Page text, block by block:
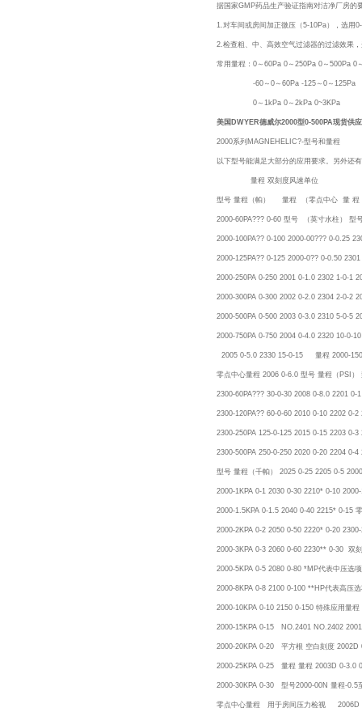
据国家GMP药品生产验证指南对洁净厂房的
1.对车间或房间加正微压（5-10Pa），选用
2.检查粗、中、高效空气过滤器的过滤效果
常用量程：0～60Pa 0～250Pa 0～500Pa 0
-60～0～60Pa -125～0～
0～1kPa 0～2kPa 0~3KPa
美国DWYER德威尔2000型0-500PA现货供应
2000系列MAGNEHELIC?-型号和量程
以下型号能满足大部分的应用要求。另外还
量程 双刻度风速单位
型号 量程（帕） 量程 （零点中心 量
2000-60PA??? 0-60 型号 （英寸水柱）
2000-100PA?? 0-100 2000-00??? 0-0.25
2000-125PA?? 0-125 2000-0?? 0-0.50
2000-250PA 0-250 2001 0-1.0 2302 1-0-1
2000-300PA 0-300 2002 0-2.0 2304 2-0-2
2000-500PA 0-500 2003 0-3.0 2310 5-0-5
2000-750PA 0-750 2004 0-4.0 2320 10-0-
2005 0-5.0 2330 15-0-15 量程 2000-
零点中心量程 2006 0-6.0 型号 量程（PSI
2300-60PA??? 30-0-30 2008 0-8.0 2201
2300-120PA?? 60-0-60 2010 0-10 2202 0-
2300-250PA 125-0-125 2015 0-15 2203 0-
2300-500PA 250-0-250 2020 0-20 2204 0-
型号 量程（千帕） 2025 0-25 2205 0-5
2000-1KPA 0-1 2030 0-30 2210* 0-10
2000-1.5KPA 0-1.5 2040 0-40 2215*
2000-2KPA 0-2 2050 0-50 2220* 0-20
2000-3KPA 0-3 2060 0-60 2230** 0-30 双
2000-5KPA 0-5 2080 0-80 *MP代表中
2000-8KPA 0-8 2100 0-100 **HP代表高
2000-10KPA 0-10 2150 0-150 特殊应用量
2000-15KPA 0-15 NO.2401 NO.2402
2000-20KPA 0-20 平方根 空白刻度
2000-25KPA 0-25 量程 量程 2003D 0-3.0
2000-30KPA 0-30 型号2000-00N 量程-
零点中心量程 用于房间压力检视